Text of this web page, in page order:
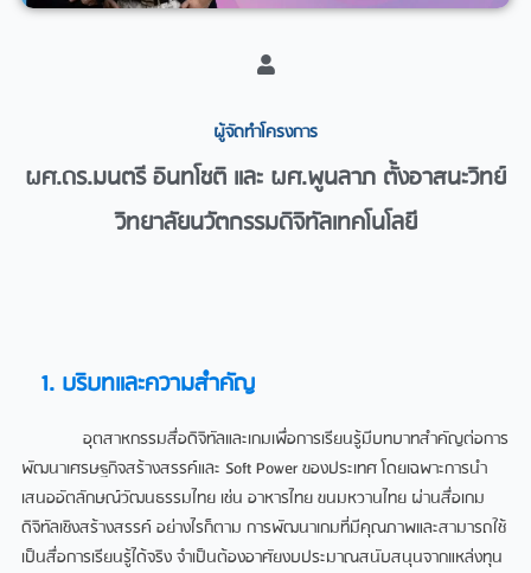
ผู้จัดทำโครงการ​
ผศ.ดร.มนตรี อินทโชติ และ ผศ.พูนลาภ ตั้งอาสนะวิทย์
วิทยาลัยนวัตกรรมดิจิทัลเทคโนโลยี
1. บริบทและความสำคัญ
อุตสาหกรรมสื่อดิจิทัลและเกมเพื่อการเรียนรู้มีบทบาทสำคัญต่อการ
พัฒนาเศรษฐกิจสร้างสรรค์และ Soft Power ของประเทศ โดยเฉพาะการนำ
เสนออัตลักษณ์วัฒนธรรมไทย เช่น อาหารไทย ขนมหวานไทย ผ่านสื่อเกม
ดิจิทัลเชิงสร้างสรรค์ อย่างไรก็ตาม การพัฒนาเกมที่มีคุณภาพและสามารถใช้
เป็นสื่อการเรียนรู้ได้จริง จำเป็นต้องอาศัยงบประมาณสนับสนุนจากแหล่งทุน